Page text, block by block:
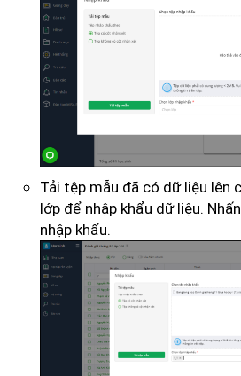
Tải tệp mẫu đã có dữ liệu lên
lớp để nhập khẩu dữ liệu. Nhấn
nhập khẩu.